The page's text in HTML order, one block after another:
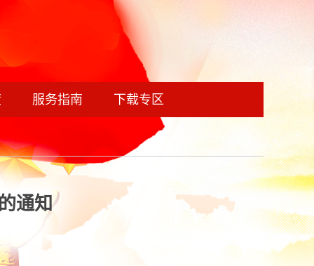
服务指南 下载专区
通知